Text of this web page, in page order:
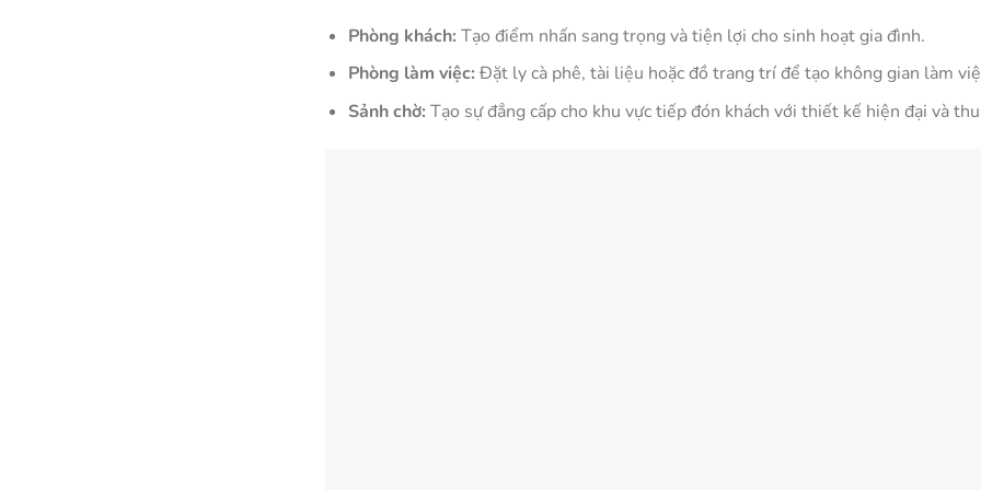
Phòng khách: Tạo điểm nhấn sang trọng và tiện lợi cho sinh hoạt gia đình.
Phòng làm việc: Đặt ly cà phê, tài liệu hoặc đồ trang trí để tạo không gian làm
Sảnh chờ: Tạo sự đẳng cấp cho khu vực tiếp đón khách với thiết kế hiện đại và